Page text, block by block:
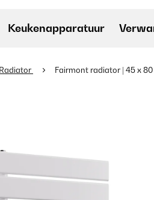
Keukenapparatuur
Fairmont radiator | 45 x 80